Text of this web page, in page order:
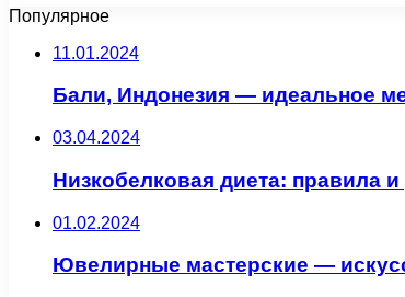
Популярное
11.01.2024
Бали, Индонезия — идеальное
03.04.2024
Низкобелковая диета: правила
01.02.2024
Ювелирные мастерские —